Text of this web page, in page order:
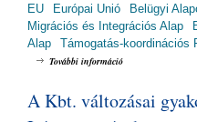
EU
Európai Unió Belügyi
Migrációs és Integrációs Alap
Alap
Támogatás-koordinációs
További információ
A Kbt. változásai